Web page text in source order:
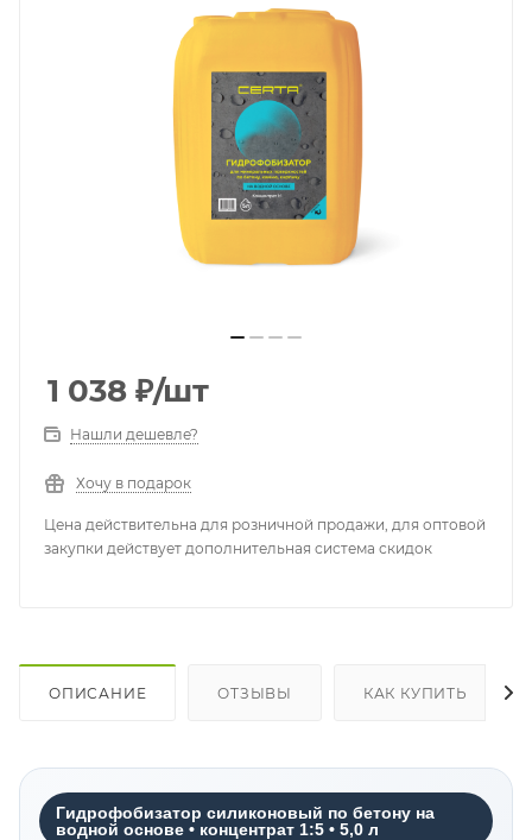
1 038 ₽/шт
Нашли дешевле?
Хочу в подарок
Цена действительна для розничной продажи, для оптовой
закупки действует дополнительная система скидок
ОПИСАНИЕ ОТЗЫВЫ КАК КУПИТЬ
Гидрофобизатор силиконовый по бетону на
водной основе • концентрат 1:5 • 5,0 л